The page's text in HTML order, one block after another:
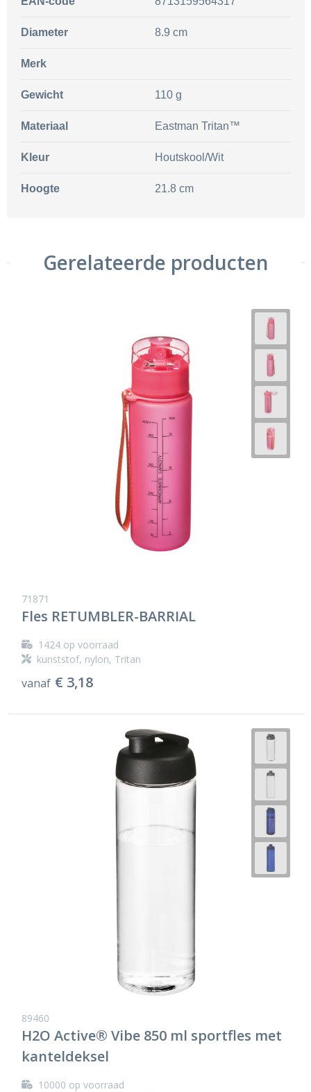
Diameter 8.9 cm
Merk
Gewicht 110 g
Materiaal Eastman Tritan™
Kleur Houtskool/Wit
Hoogte 21.8 cm
Gerelateerde producten
71871
Fles RETUMBLER-BARRIAL
1424op voorraad
kunststof, nylon, Tritan
vanaf € 3,18
89460
H2O Active® Vibe 850 ml sportfles met
kanteldeksel
10000 op voorraad